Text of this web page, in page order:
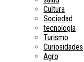
Cultura
Sociedad
tecnología
Turismo
Curiosidades
Agro